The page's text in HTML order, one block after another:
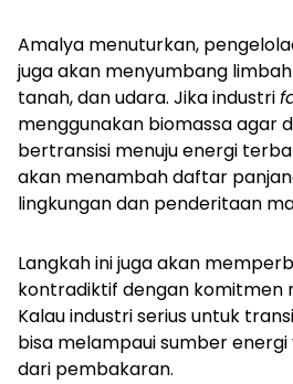
Amalya menuturkan,
juga akan menyumbang
tanah, dan udara. Jika industri
menggunakan biomassa agar
bertransisi menuju energi
akan menambah daftar
lingkungan dan penderitaan
Langkah ini juga akan
kontradiktif dengan komitmen
Kalau industri serius untuk
bisa melampaui sumber
dari pembakaran.